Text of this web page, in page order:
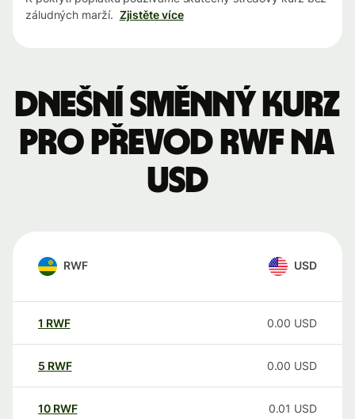
záludných marží. Zjistěte více
Dnešní směnný kurz
pro převod RWF na
USD
RWF USD
1 RWF 0.00 USD
5 RWF 0.00 USD
10 RWF 0.01 USD